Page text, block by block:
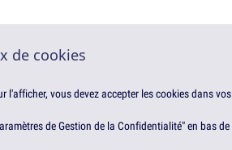
de cookies
l'afficher, vous devez accepter les cookies dans vos
de Gestion de la Confidentialité" en bas de